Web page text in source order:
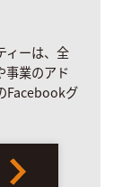
ィーは、全
事業のアド
Facebookグ